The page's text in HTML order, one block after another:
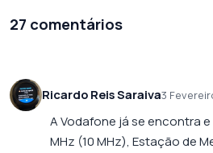
27 comentários
Ricardo Reis Saraiva3
A Vodafone já se encontra e
MHz (10 MHz), Estação de